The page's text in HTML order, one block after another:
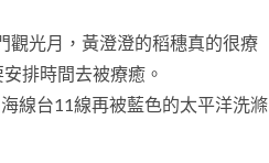
觀光月，黃澄澄的稻穗真的很療
排時間去被療癒。
線台11線再被藍色的太平洋洗滌